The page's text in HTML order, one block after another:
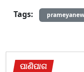
Tags:
ପାଣିପାଗ